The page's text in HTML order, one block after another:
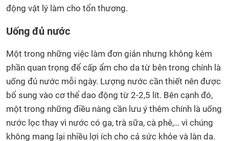
động vật lý làm cho tổn thương.
Uống đủ nước
Một trong những việc làm đơn giản nhưng không kém
phần quan trọng để cấp ẩm cho da từ bên trong chính là
uống đủ nước mỗi ngày. Lượng nước cần thiết nên được
bổ sung vào cơ thể dao động từ 2-2,5 lít. Bên cạnh đó,
một trong những điều nàng cần lưu ý thêm chính là uống
nước lọc thay vì nước có ga, trà sữa, cà phê,… vì chúng
không mang lại nhiều lợi ích cho cả sức khỏe và làn da.